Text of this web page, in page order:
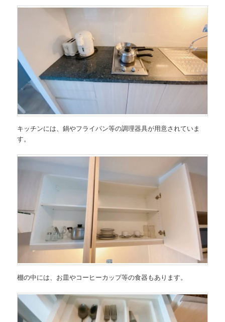
キッチンには、鍋やフライパン等の調理器具が用意されていま
す。
棚の中には、お皿やコーヒーカップ等の食器もあります。